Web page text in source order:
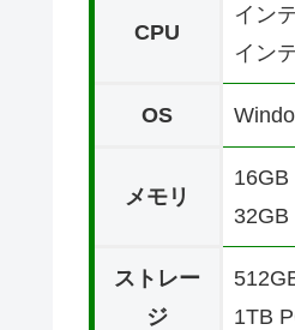
CPU
イン
イン
OS
メモリ
16GB
32GB
ストレー
ジ
1TB